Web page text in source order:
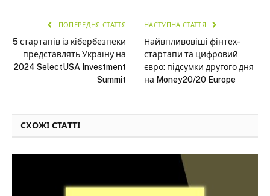
ПОПЕРЕДНЯ СТАТТЯ
5 стартапів із кібербезпеки
представлять Україну на
2024 SelectUSA Investment
Summit
НАСТУПНА СТАТТЯ
Найвпливовіші фінтех-
стартапи та цифровий
євро: підсумки другого дня
на Money20/20 Europe
СХОЖІ СТАТТІ